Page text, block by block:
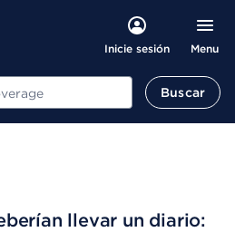
Inicie sesión Menu
Buscar
llevar un diario: